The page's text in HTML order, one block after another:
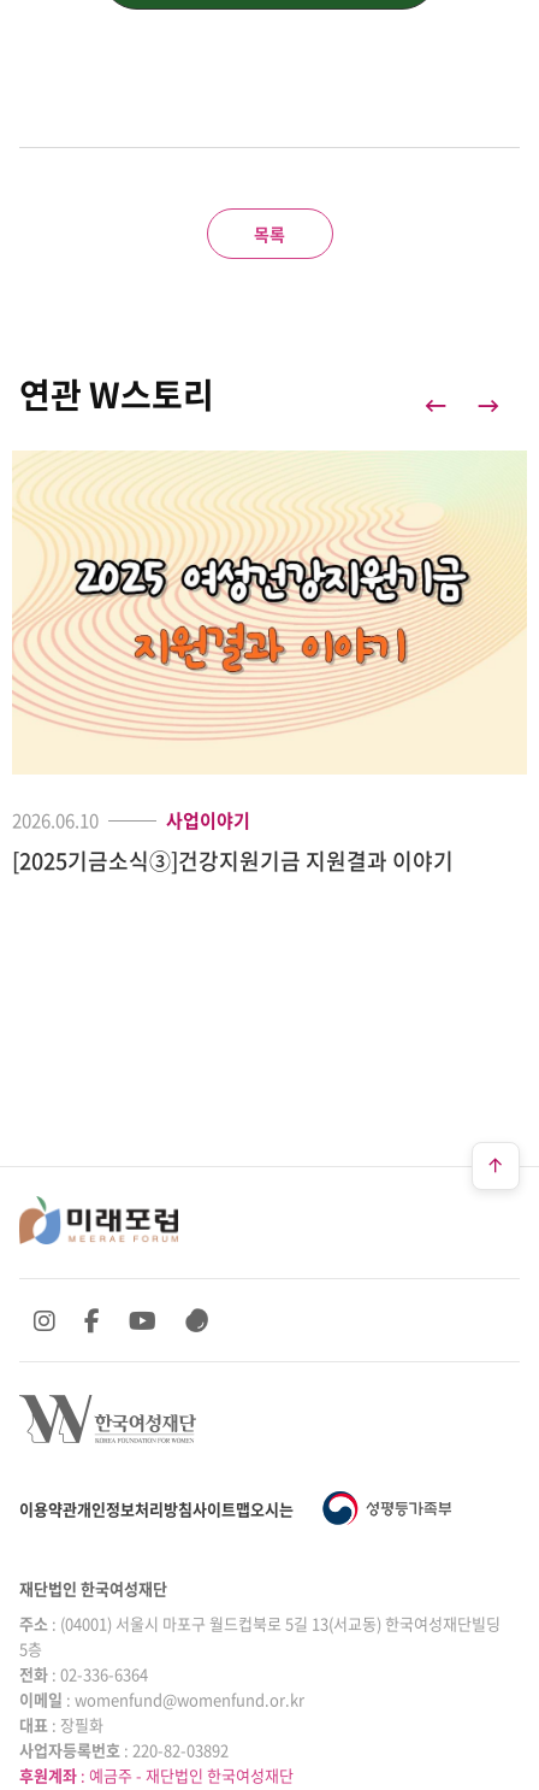
목록
연관 W스토리
2026.06.10 사업이야기
[2025기금소식③]건강지원기금 지원결과 이야기
이용약관개인정보처리방침사이트맵오시는 길
SNS 바로가기
SNS 바로가기SNS 바로가기
SNS 바로가기
재단법인 한국여성재단
주소 : (04001) 서울시 마포구 월드컵북로 5길 13(서교동) 한국여성재단빌딩
5층
전화 : 02-336-6364
|
이메일 : womenfund@womenfund.or.kr
|
대표 : 장필화
|
사업자등록번호 : 220-82-03892
후원계좌 : 예금주 - 재단법인 한국여성재단